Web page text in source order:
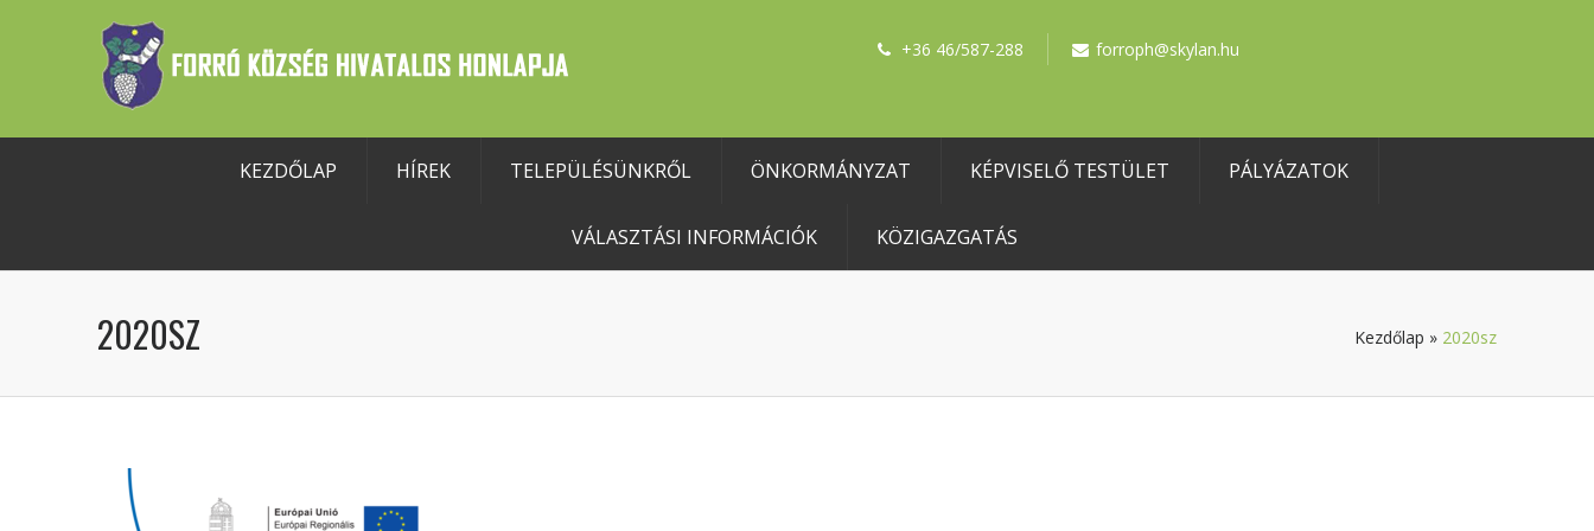
+36 46/587-288 forroph@skylan.hu
KEZDŐLAP HÍREK TELEPÜLÉSÜNKRŐL ÖNKORMÁNYZAT KÉPVISELŐ TESTÜLET PÁLYÁZATOK
VÁLASZTÁSI INFORMÁCIÓK KÖZIGAZGATÁS
2020SZ Kezdőlap » 2020sz